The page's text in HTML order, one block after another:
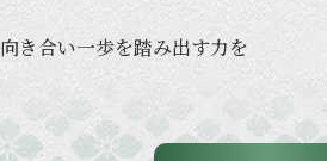
向き合い一歩を踏み出す力を